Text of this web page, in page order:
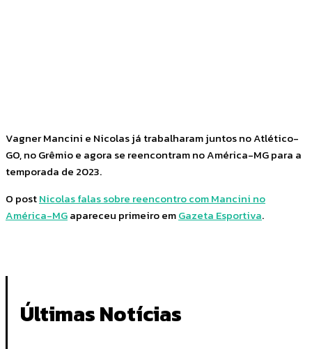
Vagner Mancini e Nicolas já trabalharam juntos no Atlético-
GO, no Grêmio e agora se reencontram no América-MG para a
temporada de 2023.
O postNicolas falas sobre reencontro com Mancini no
América-MGapareceu primeiro emGazeta Esportiva.
Últimas Notícias